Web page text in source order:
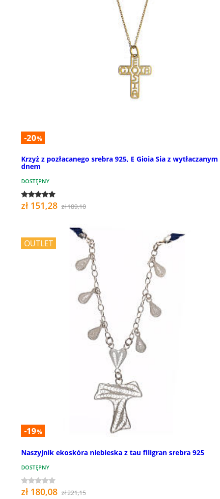
-20%
Krzyż z pozłacanego srebra 925, E Gioia Sia z wytłaczanym
dnem
DOSTĘPNY
zł 151,28 zł 189,10
OUTLET
-19%
Naszyjnik ekoskóra niebieska z tau filigran srebra 925
DOSTĘPNY
zł 180,08 zł 221,15